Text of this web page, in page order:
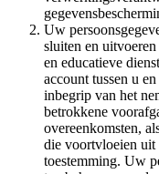
Uw
sluiten en
en educatieve
account tussen u
inbegrip van het
betrokkene
overeenkomsten,
die voortvloeien uit
toestemming. Uw